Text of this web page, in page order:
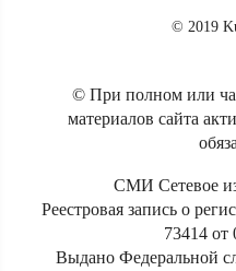
© 2019
© При полном или
материалов сайта
СМИ Сетевое
Реестровая запись о
73414 от
Выдано Федеральной